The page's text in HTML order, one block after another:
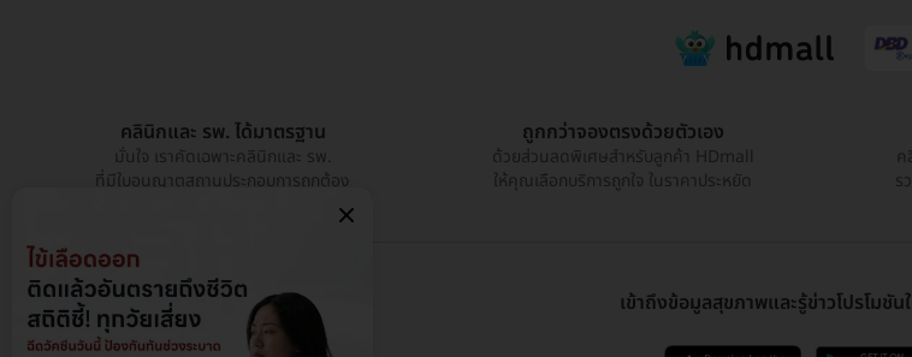
คลินิกและ รพ. ได้มาตรฐาน
มั่นใจ เราคัดเฉพาะคลินิกและ รพ.
ที่มีใบอนุญาตสถานประกอบการถูกต้อง
ถูกกว่าจองตรงด้วยตัวเอง
ด้วยส่วนลดพิเศษสำหรับลูกค้า HDmall
ให้คุณเลือกบริการถูกใจ ในราคาประหยัด
ร
เข้าถึงข้อมูลสุขภาพและรู้ข่าวโปรโมชั